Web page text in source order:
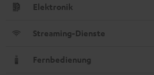
Elektronik
Streaming-Dienste
Fernbedienung